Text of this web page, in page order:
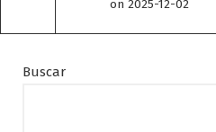
on 2025-12-02
Buscar